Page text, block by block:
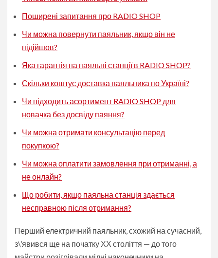
Поширені запитання про RADIO SHOP
Чи можна повернути паяльник, якщо він не
підійшов?
Яка гарантія на паяльні станції в RADIO SHOP?
Скільки коштує доставка паяльника по Україні?
Чи підходить асортимент RADIO SHOP для
новачка без досвіду паяння?
Чи можна отримати консультацію перед
покупкою?
Чи можна оплатити замовлення при отриманні, а
не онлайн?
Що робити, якщо паяльна станція здається
несправною після отримання?
Перший електричний паяльник, схожий на сучасний,
з\’явився ще на початку ХХ століття — до того